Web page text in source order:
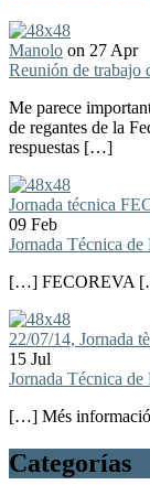
Manolo on 27 Apr
Reunión de trabajo
Me parece
de regantes de la
respuestas […]
Jornada técnica
09 Feb
Jornada Técnica de
[…] FECOREVA
22/07/14, Jornada
15 Jul
Jornada Técnica de
[…] Més
Categorías